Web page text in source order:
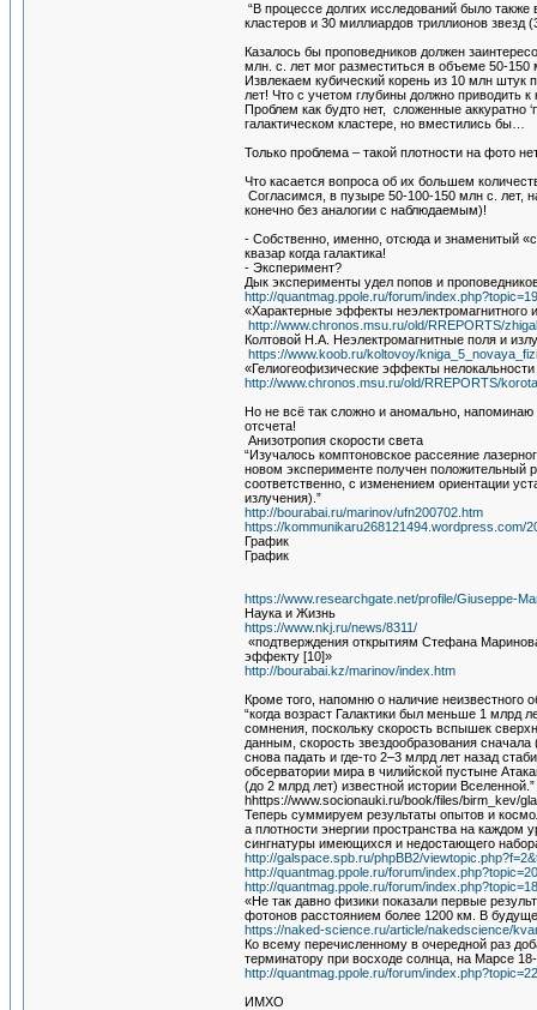
“В процессе долгих исследований было
кластеров и 30 миллиардов триллионов звезд
Казалось бы проповедников должен
млн. с. лет мог разместиться в объеме 50-150
Извлекаем кубический корень из 10 млн штук
лет! Что с учетом глубины должно приводить
Проблем как будто нет, сложенные
галактическом кластере, но вместились бы…
Только проблема – такой плотности на фото
Что касается вопроса об их большем
Согласимся, в пузыре 50-100-150 млн с. лет,
конечно без аналогии с наблюдаемым)!
- Собственно, именно, отсюда и знаменитый
квазар когда галактика!
- Эксперимент?
Дык эксперименты удел попов и
http://quantmag.ppole.ru/forum/
«Характерные эффекты неэлектромагнитного
http://www.chronos.msu.ru/old/RREPORTS/
Колтовой Н.А. Неэлектромагнитные поля и
https://www.koob.ru/koltovoy/
«Гелиогеофизические эффекты
http://www.chronos.msu.ru/old/RREPORTS/
Но не всё так сложно и аномально, напоминаю
отсчета!
Анизотропия скорости света
“Изучалось комптоновское рассеяние
новом эксперименте получен положительный
соответственно, с изменением ориентации
излучения).”
http://bourabai.ru/marinov/ufn200702.htm
https://kommunikaru268121494.wordpress.com/
График
График
https://www.researchgate.net/profile/Giuseppe-
Наука и Жизнь
https://www.nkj.ru/news/8311/
«подтверждения открытиям Стефана
эффекту [10]»
http://bourabai.kz/marinov/index.htm
Кроме того, напомню о наличие неизвестного
“когда возраст Галактики был меньше 1
сомнения, поскольку скорость вспышек
данным, скорость звездообразования
снова падать и где-то 2–3 млрд лет назад
обсерватории мира в чилийской пустыне
(до 2 млрд лет) известной истории Вселенной.”
hhttps://www.socionauki.ru/book/files/birm_kev/
Теперь суммируем результаты опытов и
а плотности энергии пространства на каждом
сингнатуры имеющихся и недостающего
http://galspace.spb.ru/phpBB2/
http://quantmag.ppole.ru/forum/
http://quantmag.ppole.ru/forum/
«Не так давно физики показали первые
фотонов расстоянием более 1200 км. В
https://naked-science.ru/article/nakedscience/
Ко всему перечисленному в очередной раз
терминатору при восходе солнца, на Марсе
http://quantmag.ppole.ru/forum/
ИМХО